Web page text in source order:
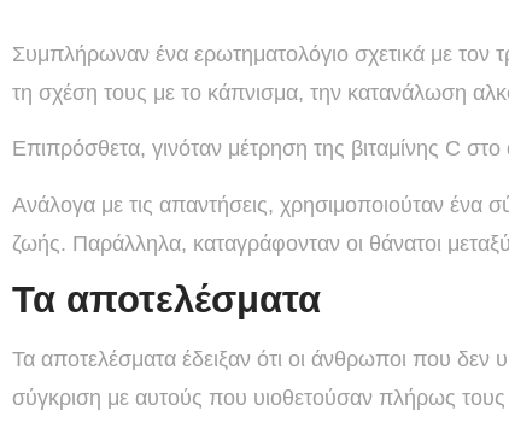
Συμπλήρωναν ένα ερωτηματολόγιο σχετικά με τον
τη σχέση τους με το κάπνισμα, την κατανάλωση
Επιπρόσθετα, γινόταν μέτρηση της βιταμίνης C
Ανάλογα με τις απαντήσεις, χρησιμοποιούταν ένα
ζωής. Παράλληλα, καταγράφονταν οι θάνατοι
Τα αποτελέσματα
Τα αποτελέσματα έδειξαν ότι οι άνθρωποι που
σύγκριση με αυτούς που υιοθετούσαν πλήρως